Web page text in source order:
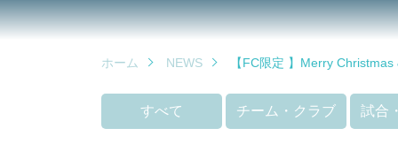
ホーム NEWS 【FC限定 】Merry
すべて チーム・クラブ 試合